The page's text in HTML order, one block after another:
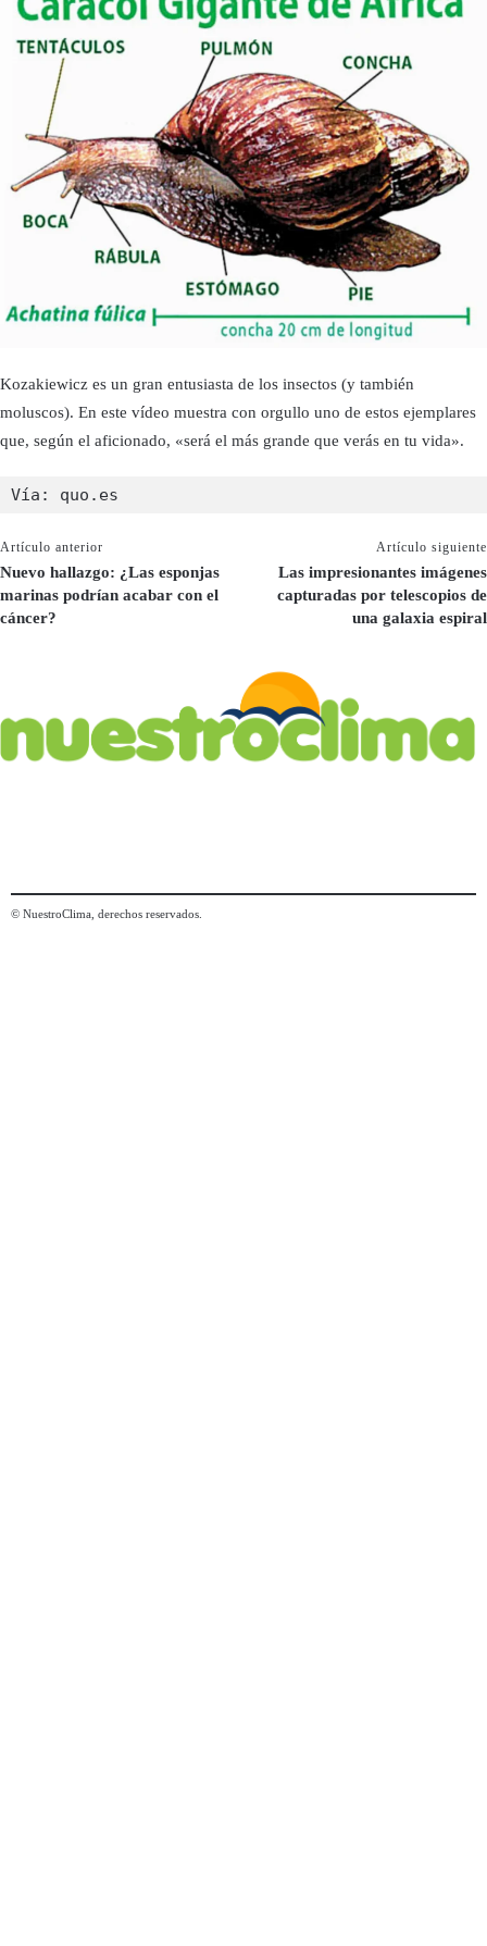
Kozakiewicz es un gran entusiasta de los insectos (y también
moluscos). En este vídeo muestra con orgullo uno de estos ejemplares
que, según el aficionado, «será el más grande que verás en tu vida».
Vía: quo.es
Artículo anterior
Nuevo hallazgo: ¿Las esponjas
marinas podrían acabar con el
cáncer?
Artículo siguiente
Las impresionantes imágenes
capturadas por telescopios de
una galaxia espiral
© NuestroClima, derechos reservados.